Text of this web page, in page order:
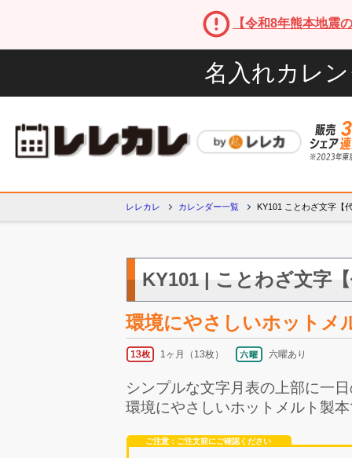
【令和8年熊本地震
名入れカレ
レレカレ カレンダー一覧 KY101 ことわざ文字【
KY101 | ことわざ文字
環境にやさしいホットメ
1ヶ月（13枚） 六曜あり
シンプルな文字月表の上部に一
環境にやさしいホットメルト製
ご注意：ご注文前にご確認ください